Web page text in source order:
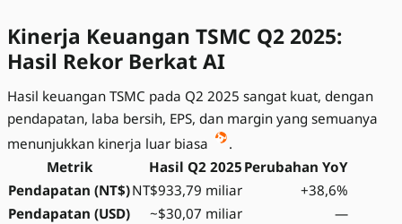
Kinerja Keuangan TSMC Q2 2025:
Hasil Rekor Berkat AI
Hasil keuangan TSMC pada Q2 2025 sangat kuat, dengan
pendapatan, laba bersih, EPS, dan margin yang semuanya
menunjukkan kinerja luar biasa
.
Metrik
Hasil Q2 2025 Perubahan YoY
Pendapatan (NT$)NT$933,79 miliar
+38,6%
Pendapatan (USD)
~$30,07 miliar
—